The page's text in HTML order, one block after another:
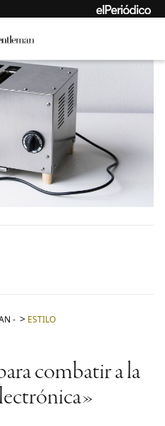
- ESTILO
combatir a la